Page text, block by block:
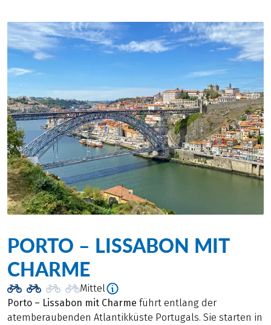
PORTO – LISSABON MIT
CHARME
Mittel
Porto – Lissabon mit Charme führt entlang der
atemberaubenden Atlantikküste Portugals. Sie starten in